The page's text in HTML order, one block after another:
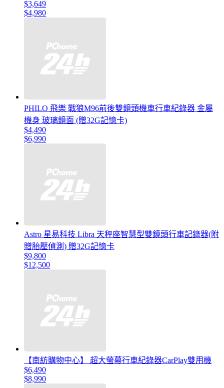
$3,649
$4,980
PHILO 飛樂 戰狼M96前後雙鏡頭機車行車紀錄器 金屬
機身 玻璃鏡面 (贈32G記憶卡)
$4,490
$6,990
Astro 星易科技 Libra 天秤座智慧型雙鏡頭行車記錄器(附
贈胎壓偵測) 贈32G記憶卡
$9,800
$12,500
【南紡購物中心】 超大螢幕行車紀錄器CarPlay雙用機
$6,490
$8,990